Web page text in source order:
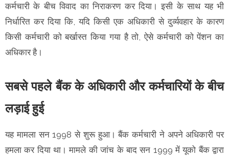
कर्मचारी के बीच विवाद का निराकरण कर दिया। इसी के साथ यह भी
निर्धारित कर दिया कि, यदि किसी एक अधिकारी से दुर्व्यवहार के कारण
किसी कर्मचारी को बर्खास्त किया गया है तो, ऐसे कर्मचारी को पेंशन का
अधिकार है।
सबसे पहले बैंक के अधिकारी और कर्मचारियों के बीच
लड़ाई हुई
यह मामला सन 1998 से शुरू हुआ। बैंक कर्मचारी ने अपने अधिकारी पर
हमला कर दिया था। मामले की जांच के बाद सन 1999 में यूको बैंक द्वारा